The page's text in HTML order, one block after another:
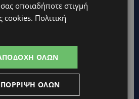
η δημιουργία δομών για
– Αντιδρά ο Δήμος, στηρίζει υπό
Οικολόγων
Νέα κίτρινη προειδοποίηση και
του δίνει 18χρονος – Βρέθηκε
οποιαδήποτε στιγμή
cookies. Πολιτική
ΌΛΩΝ
ΌΛΩΝ